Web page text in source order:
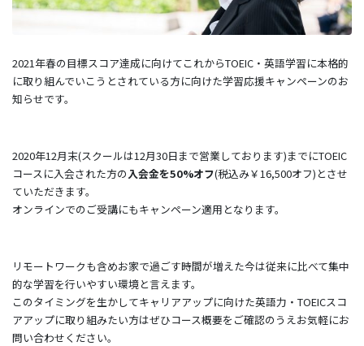
2021年春の目標スコア達成に向けてこれからTOEIC・英語学習に本格的
に取り組んでいこうとされている方に向けた学習応援キャンペーンのお
知らせです。
2020年12月末(スクールは12月30日まで営業しております)までにTOEIC
コースに入会された方の入会金を50%オフ(税込み￥16,500オフ)とさせ
ていただきます。
オンラインでのご受講にもキャンペーン適用となります。
リモートワークも含めお家で過ごす時間が増えた今は従来に比べて集中
的な学習を行いやすい環境と言えます。
このタイミングを生かしてキャリアアップに向けた英語力・TOEICスコ
アアップに取り組みたい方はぜひコース概要をご確認のうえお気軽にお
問い合わせください。